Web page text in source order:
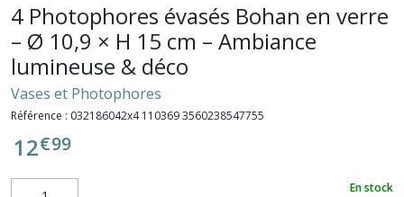
4 Photophores évasés Bohan en verre
– Ø 10,9 × H 15 cm – Ambiance
lumineuse & déco
Vases et Photophores
Référence : 032186042x4 110369 3560238547755
12€99
En stock